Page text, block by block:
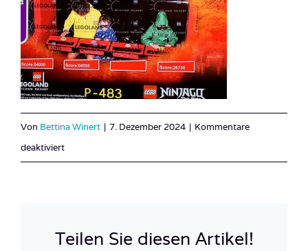
Von Bettina Winert | 7. Dezember 2024 | Kommentare
deaktiviertfür
Teilen Sie diesen Artikel!